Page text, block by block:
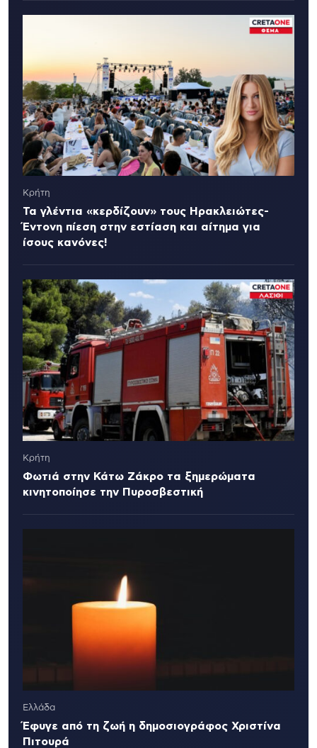
Κρήτη
Τα γλέντια «κερδίζουν» τους Ηρακλειώτες-
Έντονη πίεση στην εστίαση και αίτημα για
ίσους κανόνες!
Κρήτη
Φωτιά στην Κάτω Ζάκρο τα ξημερώματα
κινητοποίησε την Πυροσβεστική
Ελλάδα
Έφυγε από τη ζωή η δημοσιογράφος Χριστίνα
Πιτουρά